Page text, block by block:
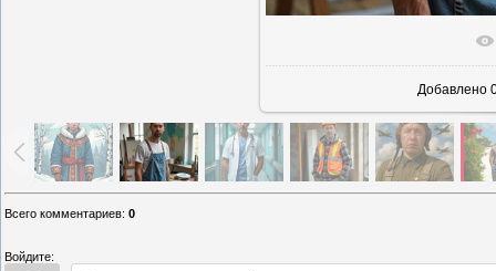
В
Добавлено
Всего комментариев: 0
Войдите: